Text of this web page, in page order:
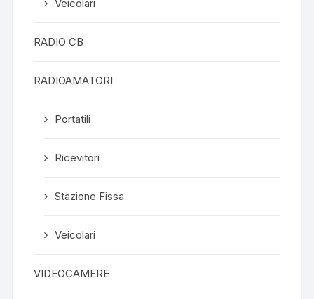
Veicolari
RADIO CB
RADIOAMATORI
Portatili
Ricevitori
Stazione Fissa
Veicolari
VIDEOCAMERE